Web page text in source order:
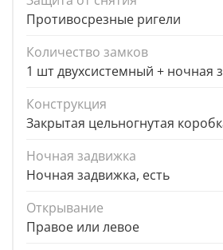
Противосрезные ригели
Количество замков
1 шт двухсистемный + ночная
Конструкция
Закрытая цельногнутая
Ночная задвижка
Ночная задвижка, есть
Открывание
Правое или левое